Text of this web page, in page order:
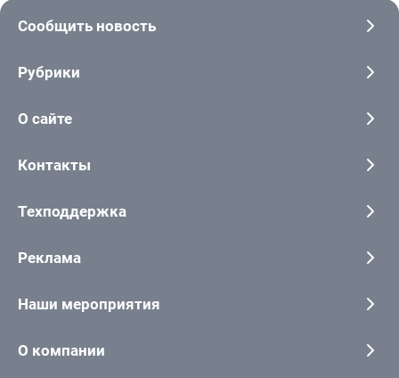
Сообщить новость
Рубрики
О сайте
Контакты
Техподдержка
Реклама
Наши мероприятия
О компании